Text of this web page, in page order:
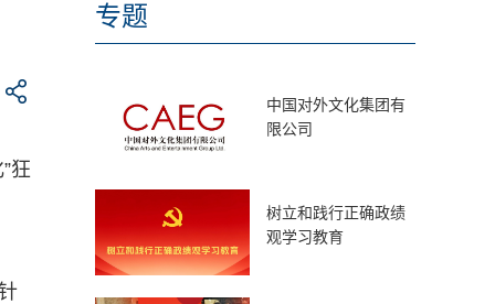
狂
专题
中国对外文化集团有
限公司
树立和践行正确政绩
观学习教育